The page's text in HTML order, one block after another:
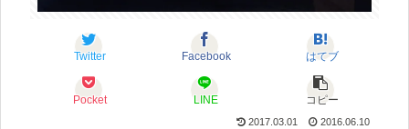
Twitter Facebook はてブ
Pocket LINE コピー
2017.03.01 2016.06.10